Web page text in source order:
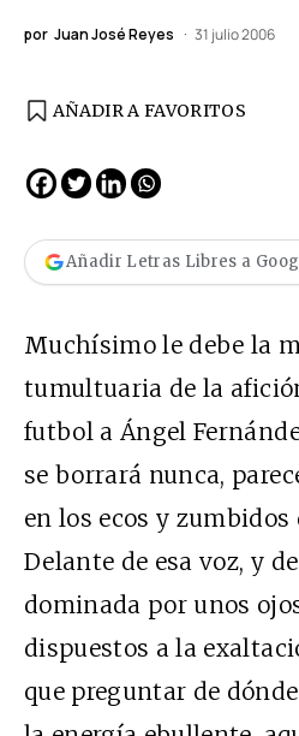
por Juan José Reyes 31 julio 2006
AÑADIR A FAVORITOS
Añadir Letras Libres a
Muchísimo le debe la
tumultuaria de la
futbol a Ángel
se borrará nunca,
en los ecos y zumbidos
Delante de esa voz, y
dominada por unos
dispuestos a la
que preguntar de